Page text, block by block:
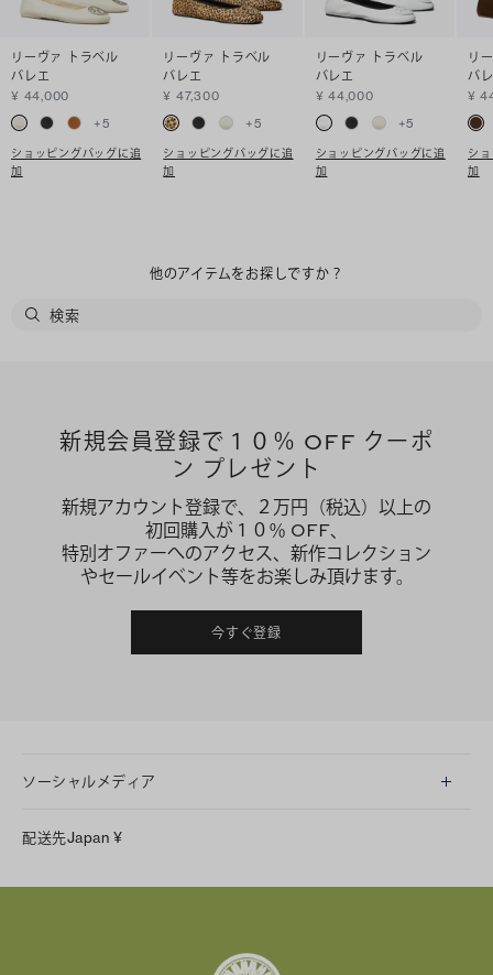
リーヴァ トラベル
バレエ
¥ 44,000
+5
ショッピングバッグに追
加
リーヴァ トラベル
バレエ
¥ 47,300
+5
ショッピングバッグに追
加
リーヴァ トラベル
バレエ
¥ 44,000
+5
ショッピングバッグに追
加
リ
バ
¥
シ
加
他のアイテムをお探しですか？
新規会員登録で１０％ OFF クーポ
ン プレゼント
新規アカウント登録で、２万円（税込）以上の
初回購入が１０％ OFF、
特別オファーへのアクセス、新作コレクション
やセールイベント等をお楽しみ頂けます。
今すぐ登録
ソーシャルメディア
Facebook
配送先Japan ¥